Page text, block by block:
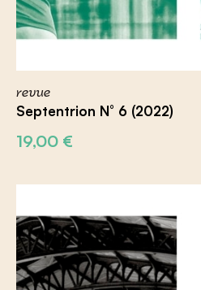
revue
Septentrion N° 6 (2022)
19,00 €